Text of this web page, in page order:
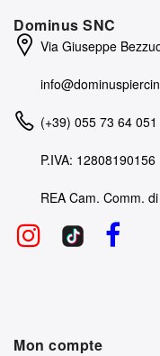
Dominus SNC
Via Giuseppe
(+39) 055 73 64 051
P.IVA: 12808190156
REA Cam. Comm.
Mon compte